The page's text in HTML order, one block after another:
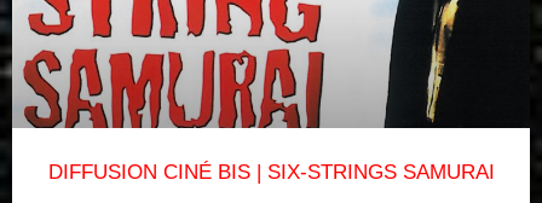
DIFFUSION CINÉ BIS | SIX-STRINGS SAMURAI